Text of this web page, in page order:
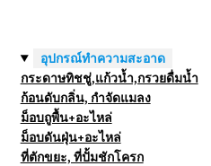
อุปกรณ์ทำความสะอาด
กระดาษทิชชู่,แก้วน้ำ,กรวยดื่มน้ำ
ก้อนดับกลิ่น, กำจัดแมลง
ม็อบถูพื้น+อะไหล่
ม็อบดันฝุ่น+อะไหล่
ที่ตักขยะ, ที่ปั้มชักโครก